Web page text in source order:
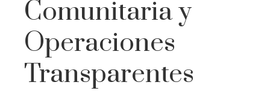
Comunitaria y
Operaciones
Transparentes